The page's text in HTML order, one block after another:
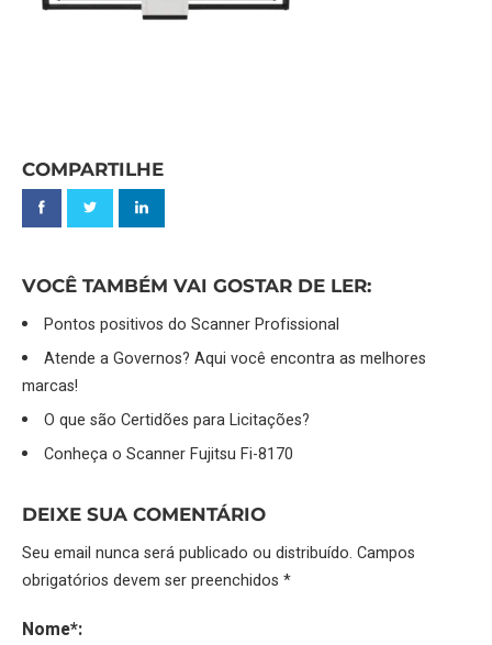
COMPARTILHE
VOCÊ TAMBÉM VAI GOSTAR DE LER:
Pontos positivos do Scanner Profissional
Atende a Governos? Aqui você encontra as melhores
marcas!
O que são Certidões para Licitações?
Conheça o Scanner Fujitsu Fi-8170
DEIXE SUA COMENTÁRIO
Seu email nunca será publicado ou distribuído. Campos
obrigatórios devem ser preenchidos *
Nome*: